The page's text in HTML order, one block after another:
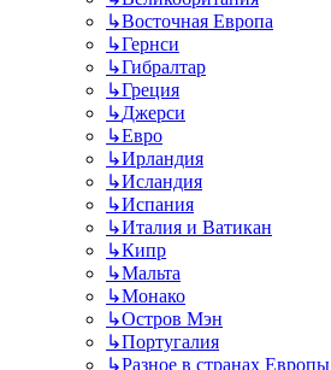
↳Восточная Европа
↳Гернси
↳Гибралтар
↳Греция
↳Джерси
↳Евро
↳Ирландия
↳Исландия
↳Испания
↳Италия и Ватикан
↳Кипр
↳Мальта
↳Монако
↳Остров Мэн
↳Португалия
↳Разное в странах Европы